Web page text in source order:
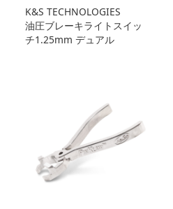
K&S TECHNOLOGIES
油圧ブレーキライトスイッ
チ1.25mm デュアル